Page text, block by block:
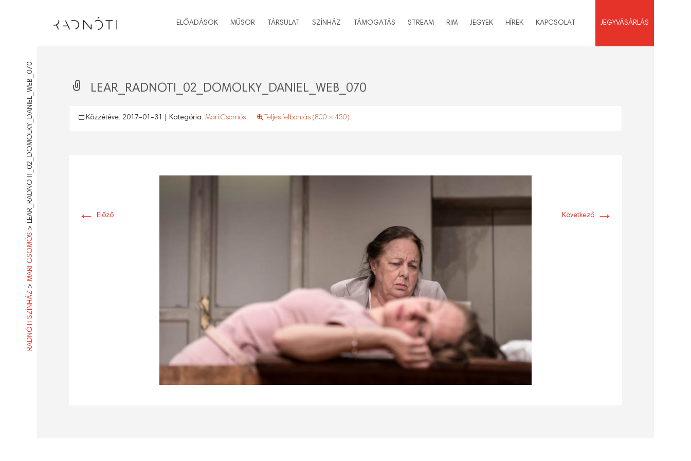
ELŐADÁSOK MŰSOR TÁRSULAT SZÍNHÁZ TÁMOGATÁS STREAM RIM JEGYEK HÍREK KAPCSOLAT JEGYVÁSÁRLÁS
RADNÓTI SZÍNHÁZ
>
MARI CSOMÓS
>
LEAR_RADNOTI_02_DOMOLKY_DANIEL_WEB_070 LEAR_RADNOTI_02_DOMOLKY_DANIEL_WEB_070
Közzétéve: 2017-01-31 | Kategória: Mari Csomós Teljes felbontás (800 × 450)
← Előző Következő →